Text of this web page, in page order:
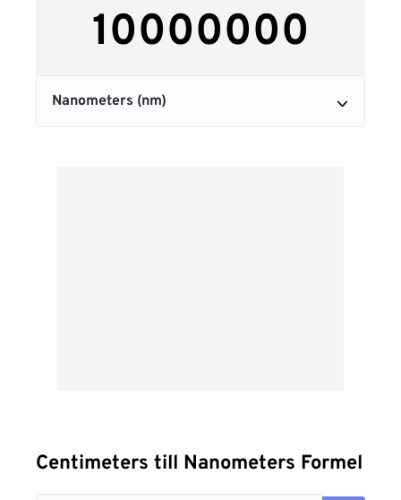
Centimeters till Nanometers Formel